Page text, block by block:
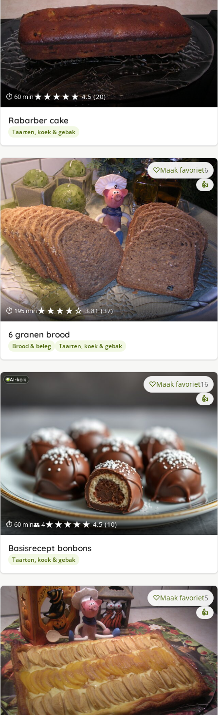
⏱ 60 min★★★★★ 4.5 (20)
Rabarber cake
Taarten, koek & gebak
⏱ 195 min★★★★☆ 3.81 (37)
Maak favoriet6
👍
6 granen brood
Brood & beleg Taarten, koek & gebak
AI-kok
⏱ 60 min👥 4★★★★★ 4.5 (10)
Maak favoriet16
👍
Basisrecept bonbons
Taarten, koek & gebak
Maak favoriet5
👍